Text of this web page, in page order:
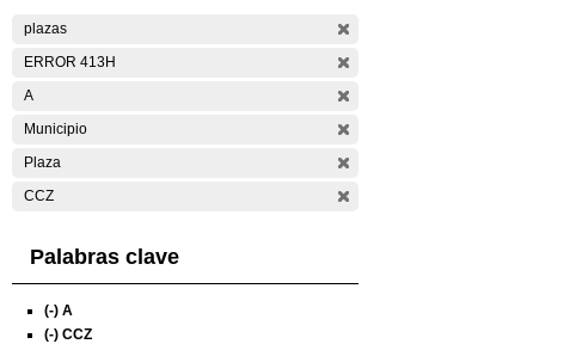
plazas
ERROR 413H
A
Municipio
Plaza
CCZ
Palabras clave
(-) A
(-) CCZ